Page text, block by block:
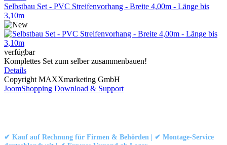
Selbstbau Set - PVC Streifenvorhang - Breite 4,00m - Länge bis
3,10m
verfügbar
Komplettes Set zum selber zusammenbauen!
Details
Copyright MAXXmarketing GmbH
JoomShopping Download & Support
✔ Kauf auf Rechnung für Firmen & Behörden | ✔ Montage-Service